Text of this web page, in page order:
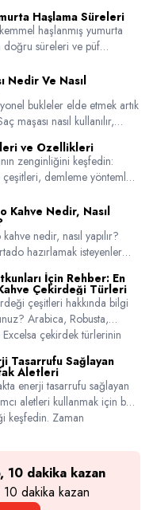
birbirinden özel pratik ve
tarifler!
Haşlama Süreleri
haşlanmış yumurta
doğru süreleri ve püf
katı kıvam için pratik ipuçları.
Nedir Ve Nasıl
bukleler elde etmek artık
maşası nasıl kullanılır,
dikkat edilmeli gibi tüm
bu rehberde keşfedin.
ve Özellikleri
zenginliğini keşfedin:
demleme yöntemleri
makineleriyle evde
kahveler hazırlamanın
Kahve Nedir, Nasıl
nedir, nasıl yapılır?
hazırlamak isteyenler
kadar detaylı rehber.
için tıklayın!
İçin Rehber: En
Çekirdeği Türleri
çeşitleri hakkında bilgi
Arabica, Robusta,
çekirdek türlerinin
olduklarını keşfedin.
Tasarrufu Sağlayan
Aletleri
enerji tasarrufu sağlayan
aletleri kullanmak için bu
keşfedin. Zaman
10 dakika kazan
10 dakika kazan